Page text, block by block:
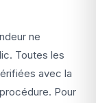
ne
Toutes les
avec la
Pour